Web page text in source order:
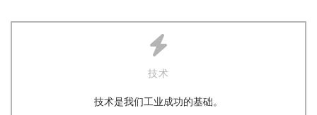
技术
技术是我们工业成功的基础。